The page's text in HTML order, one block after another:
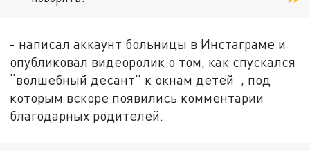
- написал аккаунт больницы в Инстаграме и
опубликовал видеоролик о том, как спускался
“волшебный десант” к окнам детей , под
которым вскоре появились комментарии
благодарных родителей.